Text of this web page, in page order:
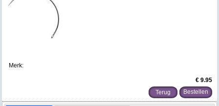
Merk:
€ 9.95
Terug